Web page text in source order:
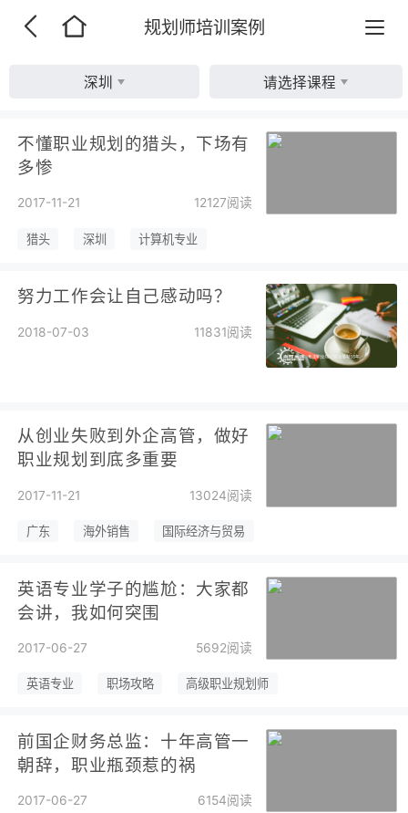
规划师培训案例
深圳 请选择课程
不懂职业规划的猎头，下场有
多惨
2017-11-21 12127阅读
猎头 深圳 计算机专业
努力工作会让自己感动吗？
2018-07-03 11831阅读
从创业失败到外企高管，做好
职业规划到底多重要
2017-11-21 13024阅读
广东 海外销售 国际经济与贸易
英语专业学子的尴尬：大家都
会讲，我如何突围
2017-06-27 5692阅读
英语专业 职场攻略 高级职业规划师
前国企财务总监：十年高管一
朝辞，职业瓶颈惹的祸
2017-06-27 6154阅读